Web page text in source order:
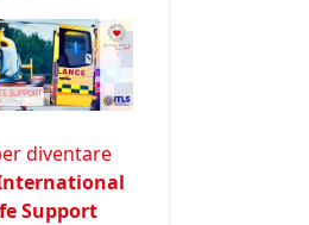
diventare
Support